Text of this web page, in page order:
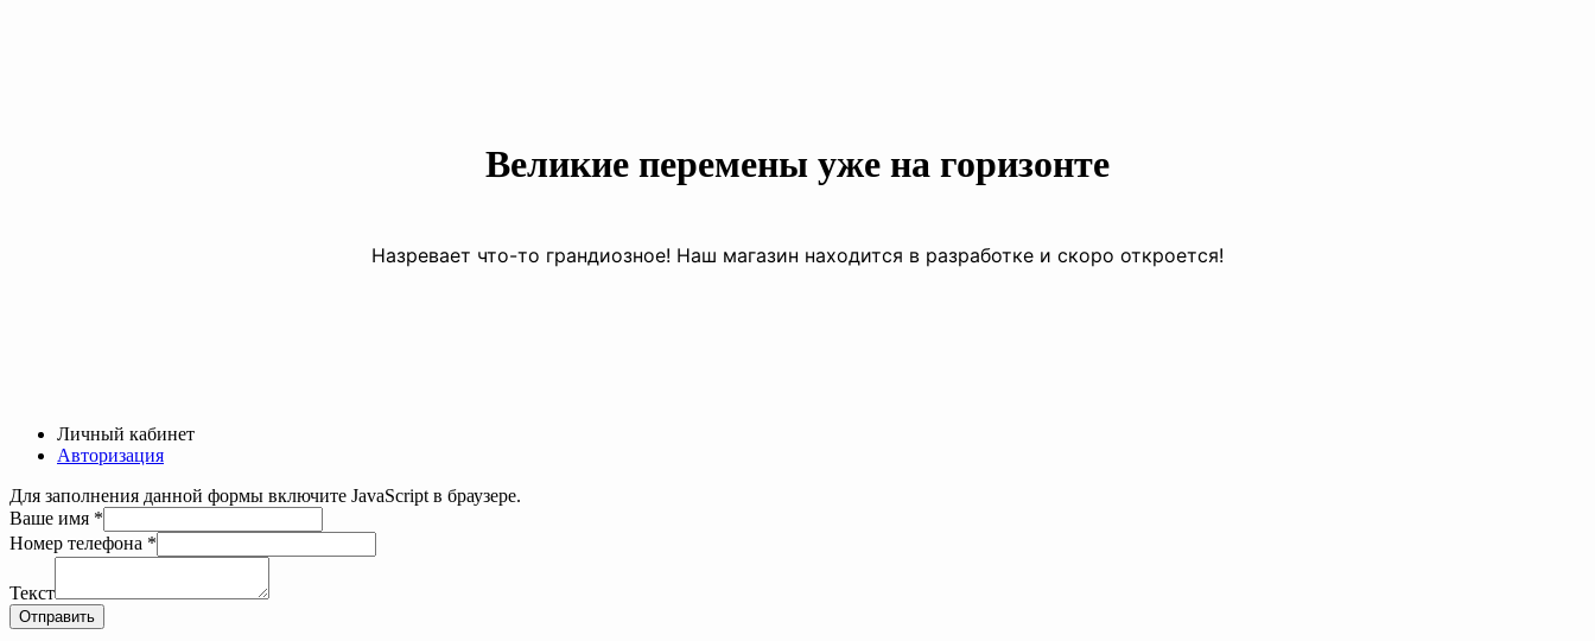
Великие перемены уже на горизонте
Назревает что-то грандиозное! Наш магазин находится в разработке и скоро откроется!
Личный кабинет
Авторизация
Для заполнения данной формы включите JavaScript в браузере.
имя
телефона
Текст
Ваше имя *
Номер телефона *
Текст
Отправить